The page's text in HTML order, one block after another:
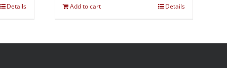
Details Add to cart Details